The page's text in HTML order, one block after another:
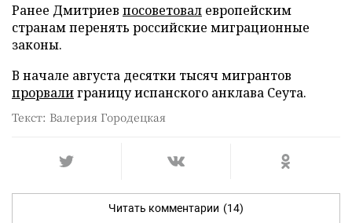
Ранее Дмитриев посоветовал европейским
странам перенять российские миграционные
законы.
В начале августа десятки тысяч мигрантов
прорвалиграницу испанского анклава Сеута.
Текст: Валерия Городецкая
Читать комментарии (14)